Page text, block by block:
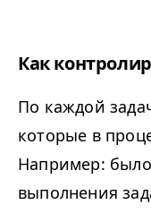
Как
По каждой
которые в
Например:
выполнения